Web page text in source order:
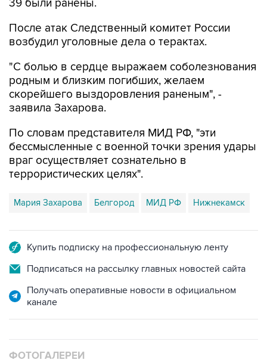
После атак Следственный комитет России
"С болью в сердце выражаем соболезнования
скорейшего выздоровления раненым", -
заявила Захарова.
По словам представителя МИД РФ, "эти
враг осуществляет сознательно в
террористических целях".
Мария Захарова Белгород
Подписаться на рассылку главных новостей сайта
Получать оперативные новости в официальном